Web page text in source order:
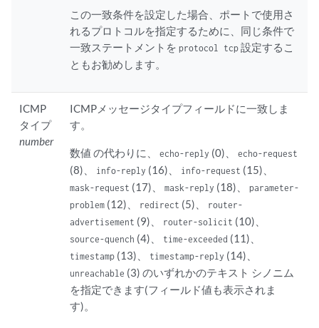
この一致条件を設定した場合、ポートで使用さ
れるプロトコルを指定するために、同じ条件で
一致ステートメントをprotocol tcp設定するこ
ともお勧めします。
ICMP
タイプ
number
ICMPメッセージタイプフィールドに一致しま
す。
数値 の代わりに、echo-reply (0)、echo-request
(8)、 info-reply (16)、 info-request (15)、
mask-request (17)、mask-reply (18)、parameter-
problem (12)、 redirect (5)、 router-
advertisement (9)、 router-solicit (10)、
source-quench (4)、 time-exceeded (11)、
timestamp (13)、 timestamp-reply (14)、
unreachable (3) のいずれかのテキスト シノニム
を指定できます(フィールド値も表示されま
す)。